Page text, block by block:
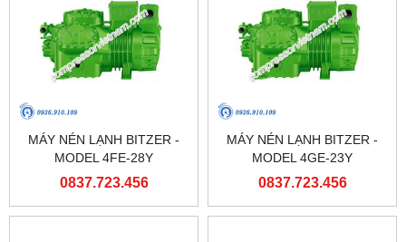
MÁY NÉN LẠNH BITZER -
MODEL 4FE-28Y
0837.723.456
MÁY NÉN LẠNH BITZER -
MODEL 4GE-23Y
0837.723.456